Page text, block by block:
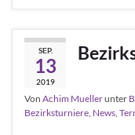
SEP.
13
2019
Von Achim Muellerunter
Bezirksturniere News